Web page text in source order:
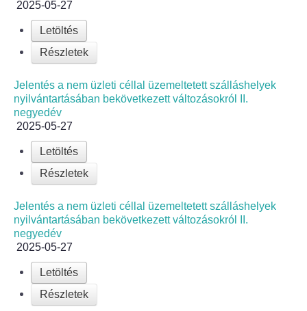
2025-05-27
Letöltés
Részletek
Jelentés a nem üzleti céllal üzemeltetett szálláshelyek
nyilvántartásában bekövetkezett változásokról II.
negyedév
2025-05-27
Letöltés
Részletek
Jelentés a nem üzleti céllal üzemeltetett szálláshelyek
nyilvántartásában bekövetkezett változásokról II.
negyedév
2025-05-27
Letöltés
Részletek